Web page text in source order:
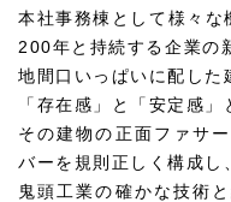
本社事務棟として様々な
200年と持続する企業の
地間口いっぱいに配した
「存在感」と「安定感
その建物の正面ファサ
バーを規則正しく構成し、
鬼頭工業の確かな技術